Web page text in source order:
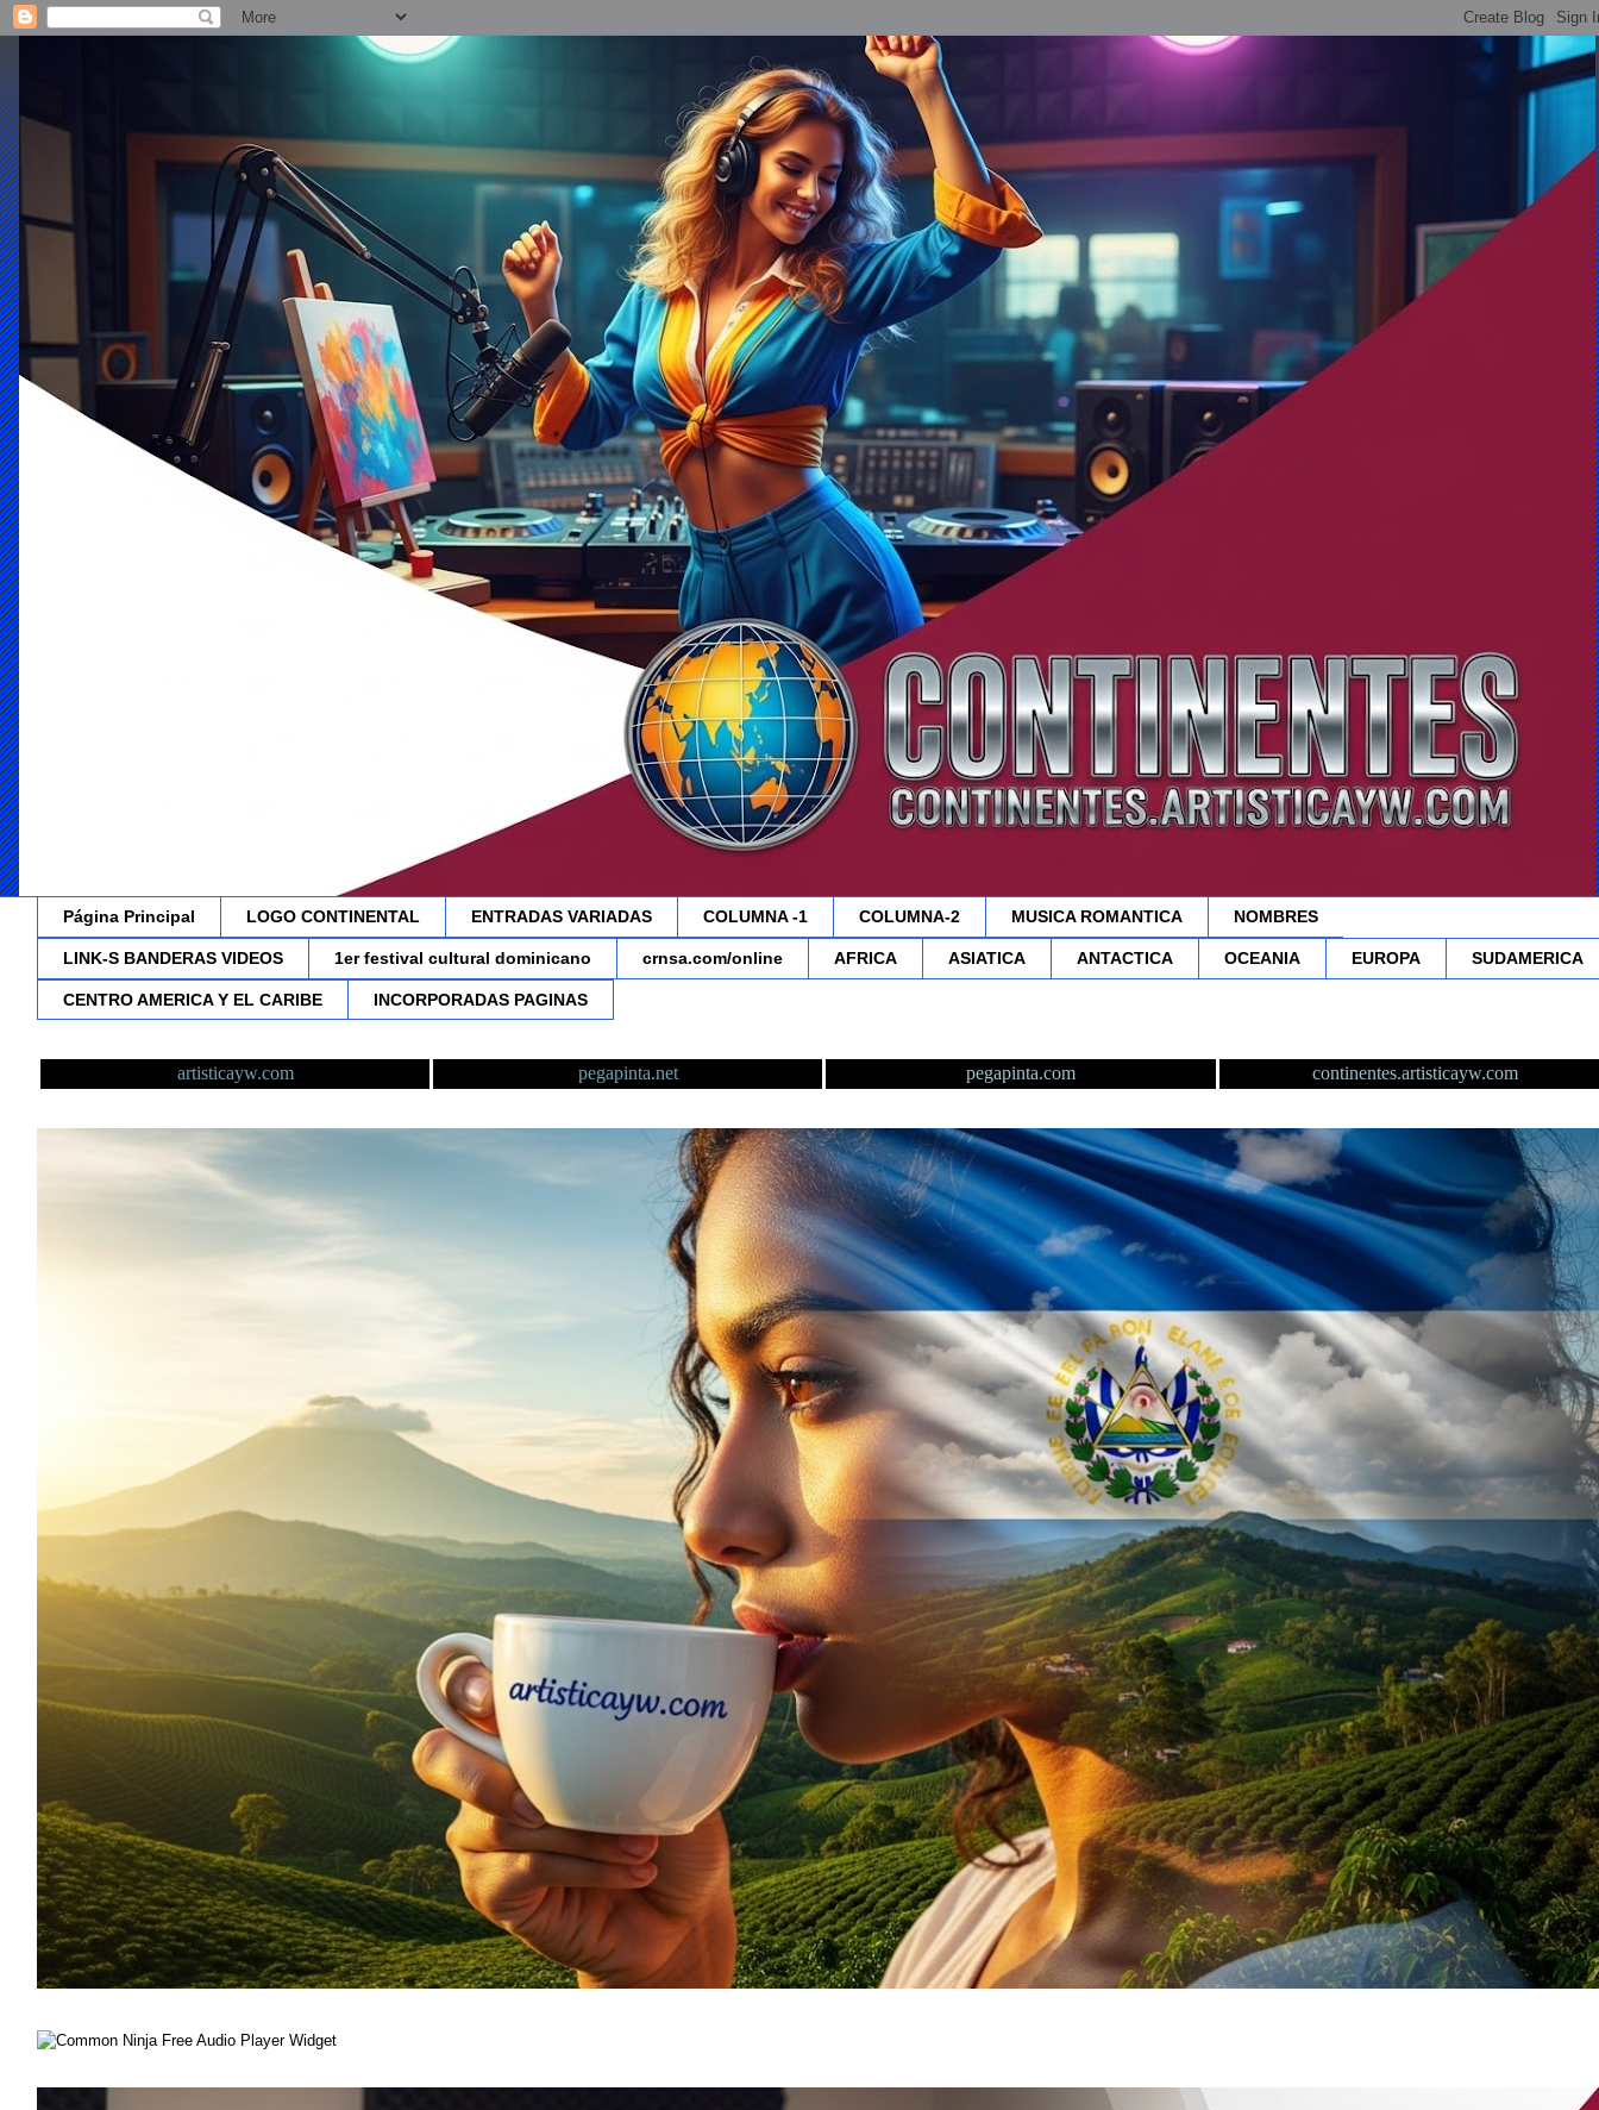
Página Principal LOGO CONTINENTAL ENTRADAS VARIADAS COLUMNA -1 COLUMNA-2 MUSICA ROMANTICA NOMBRES
LINK-S BANDERAS VIDEOS 1er festival cultural dominicano crnsa.com/online AFRICA ASIATICA ANTACTICA OCEANIA EUROPA SUDAMERICA
CENTRO AMERICA Y EL CARIBE INCORPORADAS PAGINAS
artisticayw.com pegapinta.net pegapinta.com continentes.artisticayw.com
Free Audio Player Widget